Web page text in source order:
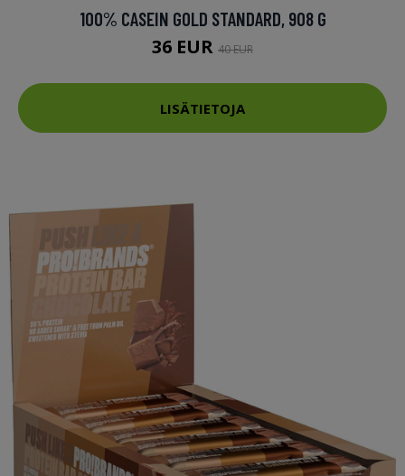
100% CASEIN GOLD STANDARD, 908 G
36 EUR 40 EUR
LISÄTIETOJA